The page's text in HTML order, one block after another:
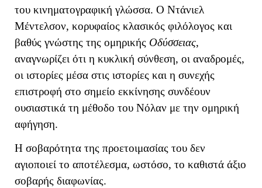
του κινηματογραφική γλώσσα. Ο Ντάνιελ
Μέντελσον, κορυφαίος κλασικός φιλόλογος και
βαθύς γνώστης της ομηρικής Οδύσσειας,
αναγνωρίζει ότι η κυκλική σύνθεση, οι αναδρομές,
οι ιστορίες μέσα στις ιστορίες και η συνεχής
επιστροφή στο σημείο εκκίνησης συνδέουν
ουσιαστικά τη μέθοδο του Νόλαν με την ομηρική
αφήγηση.
Η σοβαρότητα της προετοιμασίας του δεν
αγιοποιεί το αποτέλεσμα, ωστόσο, το καθιστά άξιο
σοβαρής διαφωνίας.